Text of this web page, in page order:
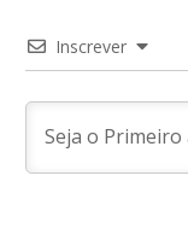
Inscrever